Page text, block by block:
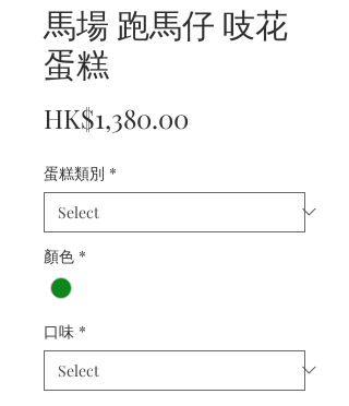
馬場 跑馬仔 吱花
蛋糕
HK$1,380.00
蛋糕類別 *
顏色 *
口味 *